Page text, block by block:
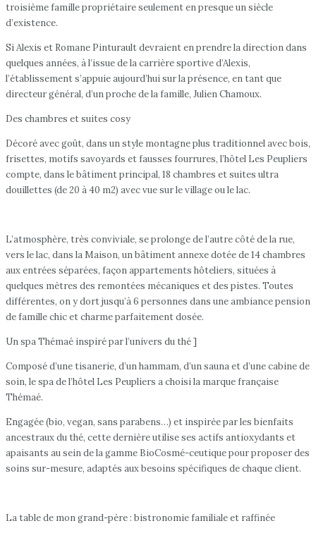
troisième famille propriétaire seulement en presque un siècle
d’existence.
Si Alexis et Romane Pinturault devraient en prendre la direction dans
quelques années, à l’issue de la carrière sportive d’Alexis,
l’établissement s’appuie aujourd’hui sur la présence, en tant que
directeur général, d’un proche de la famille, Julien Chamoux.
Des chambres et suites cosy
Décoré avec goût, dans un style montagne plus traditionnel avec bois,
frisettes, motifs savoyards et fausses fourrures, l’hôtel Les Peupliers
compte, dans le bâtiment principal, 18 chambres et suites ultra
douillettes (de 20 à 40 m2) avec vue sur le village ou le lac.
L’atmosphère, très conviviale, se prolonge de l’autre côté de la rue,
vers le lac, dans la Maison, un bâtiment annexe dotée de 14 chambres
aux entrées séparées, façon appartements hôteliers, situées à
quelques mètres des remontées mécaniques et des pistes. Toutes
différentes, on y dort jusqu’à 6 personnes dans une ambiance pension
de famille chic et charme parfaitement dosée.
Un spa Thémaé inspiré par l’univers du thé ]
Composé d’une tisanerie, d’un hammam, d’un sauna et d’une cabine de
soin, le spa de l’hôtel Les Peupliers a choisi la marque française
Thémaé.
Engagée (bio, vegan, sans parabens…) et inspirée par les bienfaits
ancestraux du thé, cette dernière utilise ses actifs antioxydants et
apaisants au sein de la gamme BioCosmé-ceutique pour proposer des
soins sur-mesure, adaptés aux besoins spécifiques de chaque client.
La table de mon grand-père : bistronomie familiale et raffinée